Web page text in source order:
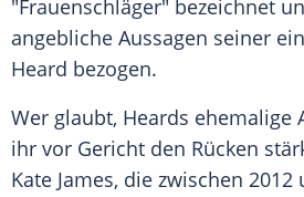
"Frauenschläger" bezeichnet
angebliche Aussagen seiner
Heard bezogen.
Wer glaubt, Heards ehemalige
ihr vor Gericht den Rücken
Kate James, die zwischen